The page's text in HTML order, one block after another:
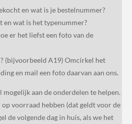
en wat is je bestelnummer?
en wat is het typenummer?
er het liefst een foto van de
(bijvoorbeeld A19) Omcirkel het
en mail een foto daarvan aan ons.
mogelijk aan de onderdelen te helpen.
voorraad hebben (dat geldt voor de
de volgende dag in huis, als we het